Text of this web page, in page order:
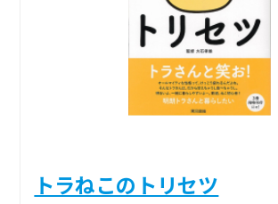
トラねこのトリセツ